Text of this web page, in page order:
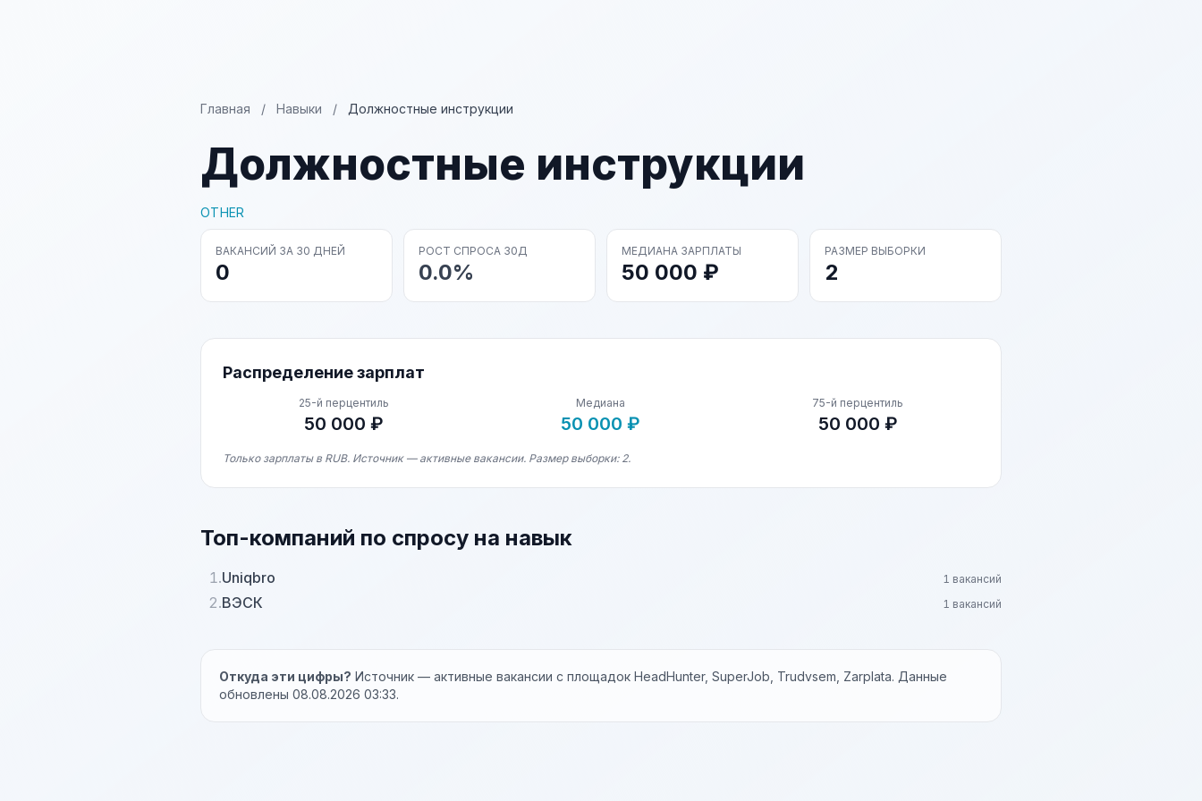
Главная / Навыки / Должностные инструкции
Должностные инструкции
OTHER
ВАКАНСИЙ ЗА 30 ДНЕЙ
0
РОСТ СПРОСА 30Д
0.0%
МЕДИАНА ЗАРПЛАТЫ
50 000 ₽
РАЗМЕР ВЫБОРКИ
2
Распределение зарплат
25-й перцентиль
50 000 ₽
Медиана
50 000 ₽
75-й перцентиль
50 000 ₽
Только зарплаты в RUB. Источник — активные вакансии. Размер выборки: 2.
Топ-компаний по спросу на навык
1.Uniqbro 1 вакансий
2.ВЭСК 1 вакансий
Откуда эти цифры? Источник — активные вакансии с площадок HeadHunter, SuperJob, Trudvsem, Zarplata. Данные
обновлены 08.08.2026 03:33.